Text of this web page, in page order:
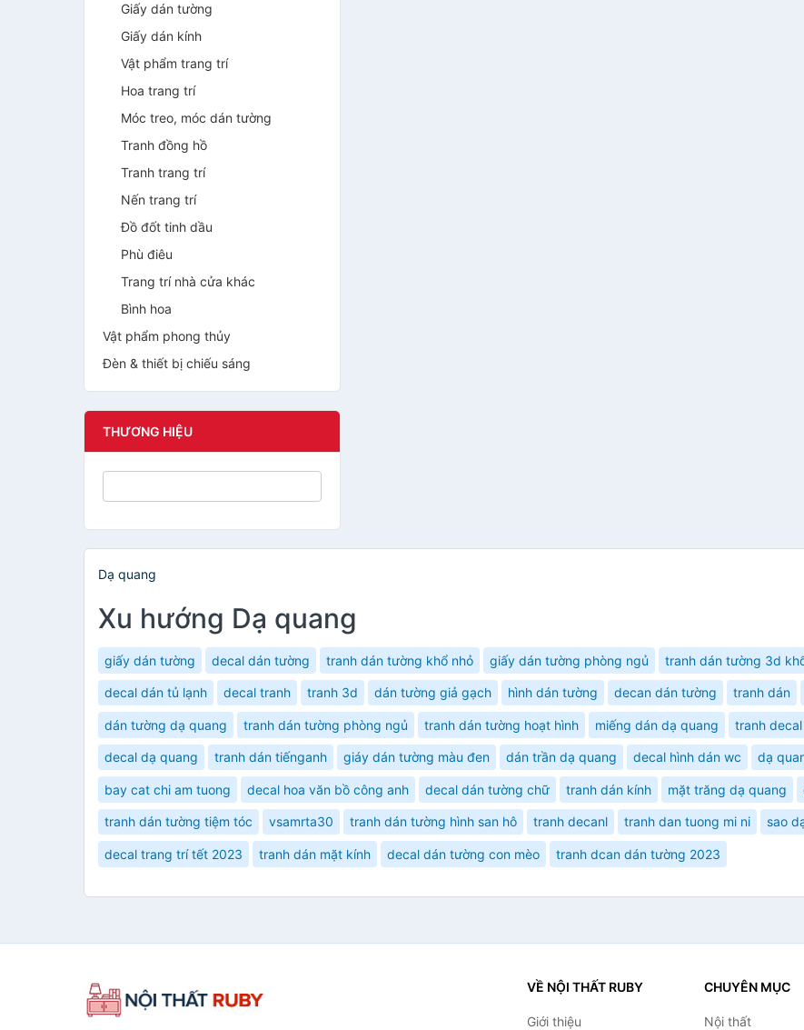
Giấy dán tường
Giấy dán kính
Vật phẩm trang trí
Hoa trang trí
Móc treo, móc dán tường
Tranh đồng hồ
Tranh trang trí
Nến trang trí
Đồ đốt tinh dầu
Phù điêu
Trang trí nhà cửa khác
Bình hoa
Vật phẩm phong thủy
Đèn & thiết bị chiếu sáng
THƯƠNG HIỆU
Dạ quang
Xu hướng Dạ quang
giấy dán tường decal dán tường tranh dán tường khổ nhỏ giấy dán tường phòng ngủ tranh dán tường 3d
decal dán tủ lạnh decal tranh tranh 3d dán tường giả gạch hình dán tường decan dán tường tranh dán
dán tường dạ quang tranh dán tường phòng ngủ tranh dán tường hoạt hình miếng dán dạ quang tranh
decal dạ quang tranh dán tiếnganh giáy dán tường màu đen dán trần dạ quang decal hình dán wc dạ
bay cat chi am tuong decal hoa văn bồ công anh decal dán tường chữ tranh dán kính mặt trăng dạ quang
tranh dán tường tiệm tóc vsamrta30 tranh dán tường hình san hô tranh decanl tranh dan tuong mi ni sao
decal trang trí tết 2023 tranh dán mặt kính decal dán tường con mèo tranh dcan dán tường 2023
VỀ NỘI THẤT RUBY
Giới thiệu
CHUYÊN MỤC
Nội thất